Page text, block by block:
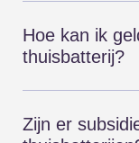
Hoe kan ik
thuisbatterij?
mogelijkheden:
Zijn er